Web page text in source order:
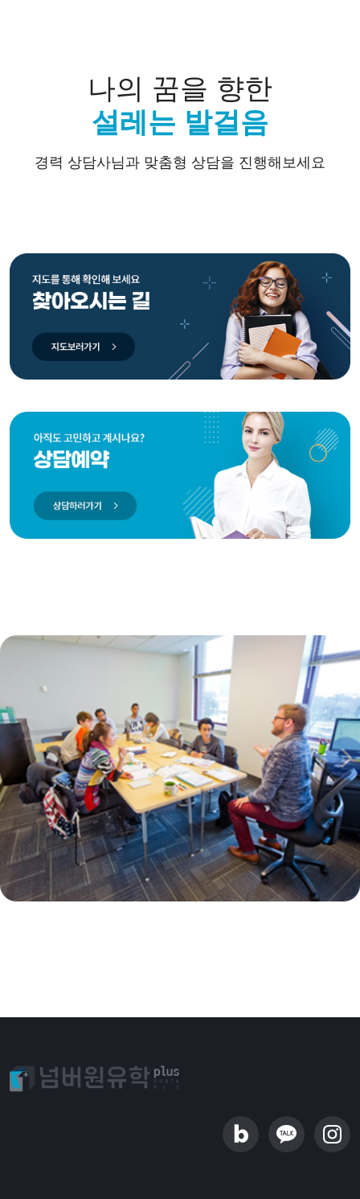
나의 꿈을 향한
설레는 발걸음
경력 상담사님과 맞춤형 상담을 진행해보세요